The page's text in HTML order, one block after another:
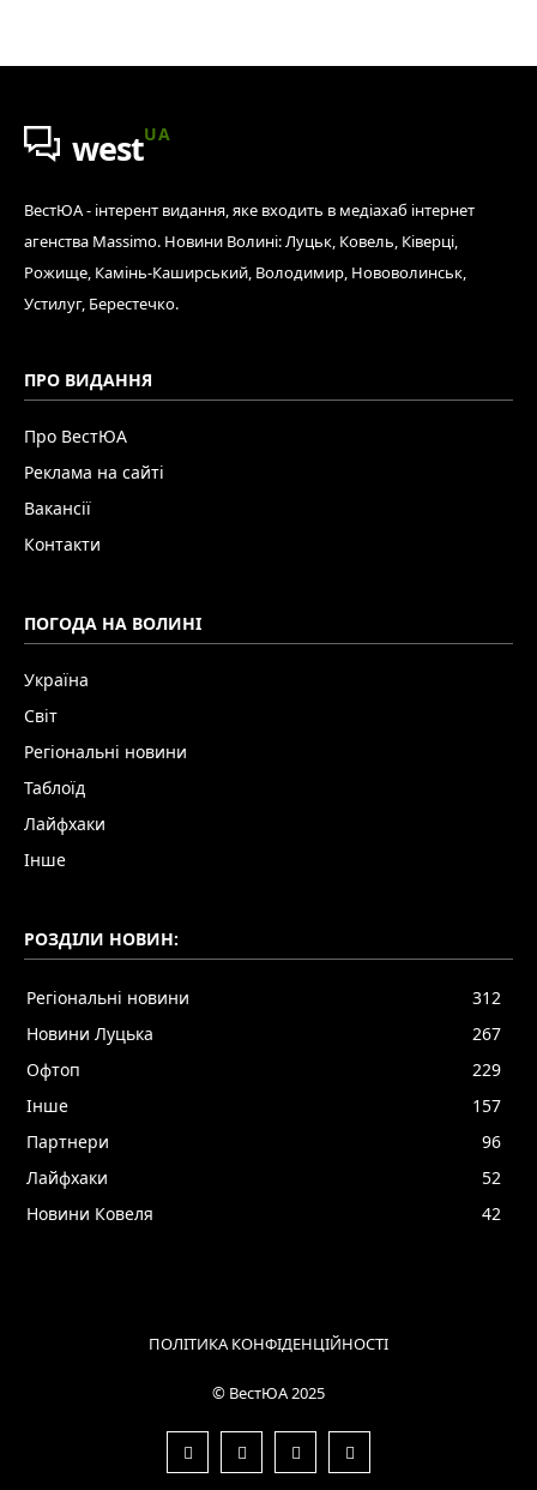
westUA
ВестЮА - інтерент видання, яке входить в медіахаб інтернет
агенства Massimo. Новини Волині: Луцьк, Ковель, Ківерці,
Рожище, Камінь-Каширський, Володимир, Нововолинськ,
Устилуг, Берестечко.
ПРО ВИДАННЯ
Про ВестЮА
Реклама на сайті
Вакансії
Контакти
ПОГОДА НА ВОЛИНІ
Україна
Світ
Регіональні новини
Таблоїд
Лайфхаки
Інше
РОЗДІЛИ НОВИН:
Регіональні новини
312
Новини Луцька
267
Офтоп
229
Інше
157
Партнери
96
Лайфхаки
52
Новини Ковеля
42
ПОЛІТИКА КОНФІДЕНЦІЙНОСТІ
© ВестЮА 2025